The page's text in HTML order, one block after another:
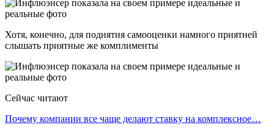
Хотя, конечно, для поднятия самооценки намного приятней
слышать приятные же комплименты
Сейчас читают
Почему компании все чаще делают ставку на комплексное…